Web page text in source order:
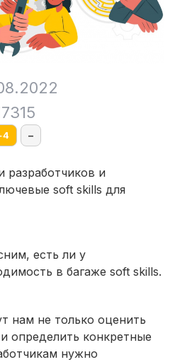
4 –
разработчиков и
soft skills для
есть ли у
в багаже soft skills.
нам не только оценить
определить конкретные
нужно